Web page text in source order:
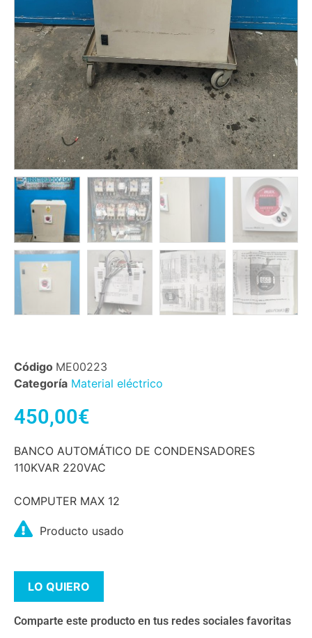
Código ME00223
Categoría Material eléctrico
450,00€
BANCO AUTOMÁTICO DE CONDENSADORES
110KVAR 220VAC
COMPUTER MAX 12
Producto usado
LO QUIERO
Comparte este producto en tus redes sociales favoritas